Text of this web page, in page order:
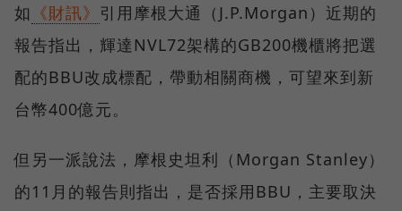
如 《財訊》 引用摩根大通（J.P.Morgan）近期的
報告指出，輝達NVL72架構的GB200機櫃將把選
配的BBU改成標配，帶動相關商機，可望來到新
台幣400億元。
但另一派說法，摩根史坦利（Morgan Stanley）
的11月的報告則指出，是否採用BBU，主要取決